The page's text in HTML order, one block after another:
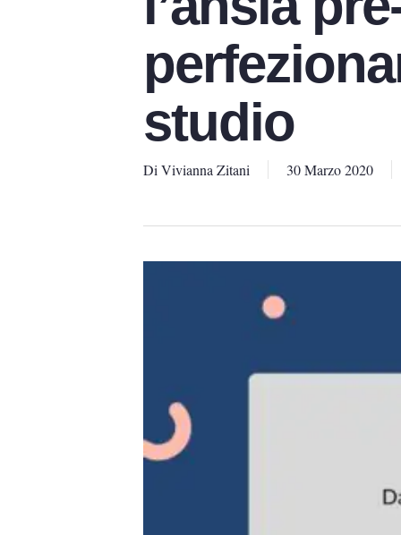
studio
Di Vivianna Zitani 30 Marzo 2020